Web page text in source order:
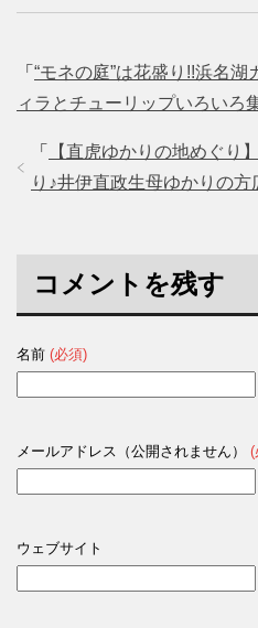
「 “モネの庭”は花盛り!!浜名
ィラとチューリップいろいろ
「
【直虎ゆかりの地めぐり
り♪井伊直政生母ゆかりの方
コメントを残す
名前 (必須)
メールアドレス（公開されません） (
ウェブサイト